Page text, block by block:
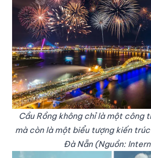
Cầu Rồng không chỉ là một công
mà còn là một biểu tượng kiến
Đà Nẵn (Nguồn: